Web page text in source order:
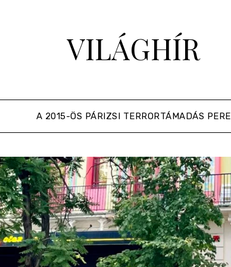
VILÁGHÍR
A 2015-ÖS PÁRIZSI TERRORTÁMADÁS PERE